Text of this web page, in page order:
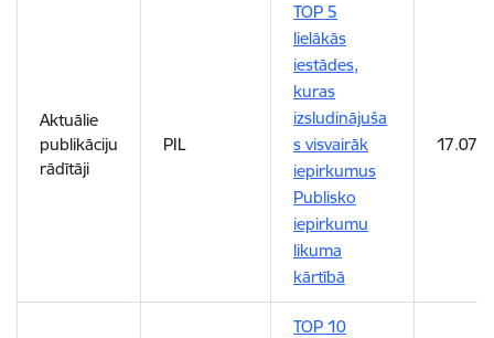
Aktuālie
publikāciju
rādītāji
PIL
TOP 5
lielākās
iestādes,
kuras
izsludinājuša
s visvairāk
iepirkumus
Publisko
iepirkumu
likuma
kārtībā
TOP 10